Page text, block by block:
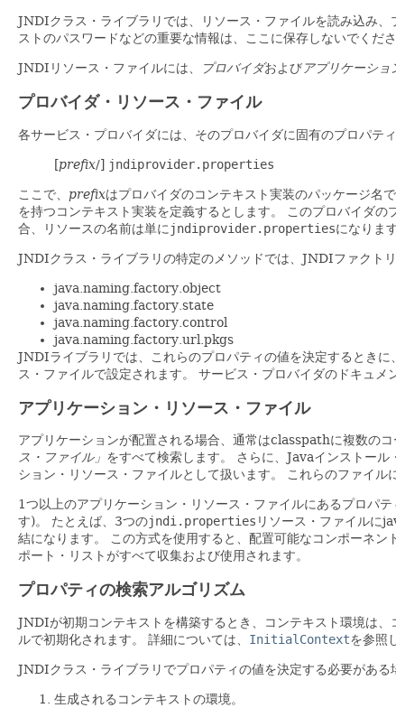
JNDIクラス・ライブラリでは、リソース・ファイルを読み込み、
ストのパスワードなどの重要な情報は、ここに保存しないでくださ
JNDIリソース・ファイルには、 プロバイダおよびアプリケーショ
プロバイダ・リソース・ファイル
各サービス・プロバイダには、そのプロバイダに固有のプロパテ
[prefix/] jndiprovider.properties
ここで、 prefixはプロバイダのコンテキスト実装のパッケージ名
を持つコンテキスト実装を定義するとします。
このプロバイダの
合、リソースの名前は単に jndiprovider.propertiesになります
JNDIクラス・ライブラリの特定のメソッドでは、JNDIファクト
java.naming.factory.object
java.naming.factory.state
java.naming.factory.control
java.naming.factory.url.pkgs
JNDIライブラリでは、これらのプロパティの値を決定するときに
ス・ファイルで設定されます。
サービス・プロバイダのドキュメ
アプリケーション・リソース・ファイル
アプリケーションが配置される場合、通常はclasspathに複数の
ス・ファイル」 をすべて検索します。 さらに、Javaインストー
ション・リソース・ファイルとして扱います。
これらのファイル
1つ以上のアプリケーション・リソース・ファイルにあるプロパ
す)。
たとえば、3つのjndi.properties リソース・ファイルに
結になります。
この方式を使用すると、配置可能なコンポーネン
ポート・リストがすべて収集および使用されます。
プロパティの検索アルゴリズム
JNDIが初期コンテキストを構築するとき、コンテキスト環境は
ルで初期化されます。
詳細については、 InitialContextを参照
JNDIクラス・ライブラリでプロパティの値を決定する必要があ
生成されるコンテキストの環境。